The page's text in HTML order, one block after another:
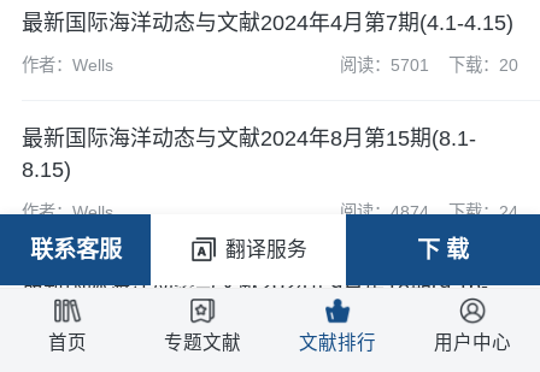
最新国际海洋动态与文献2024年4月第7期(4.1-4.15)
作者：Wells 阅读：5701 下载：20
最新国际海洋动态与文献2024年8月第15期(8.1-
8.15)
作者：Wells 阅读：4874 下载：24
最新国际海洋动态与文献2024年9月第18期(9.16-
9.30)
作者：Wells 阅读：4736 下载：23
联系客服 翻译服务 下 载
首页 专题文献 文献排行 用户中心